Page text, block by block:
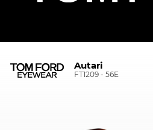
Autari
FT1209 - 56E